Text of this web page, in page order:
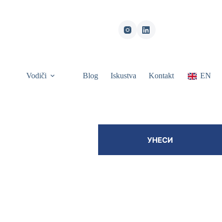
Vodiči Blog Iskustva Kontakt EN